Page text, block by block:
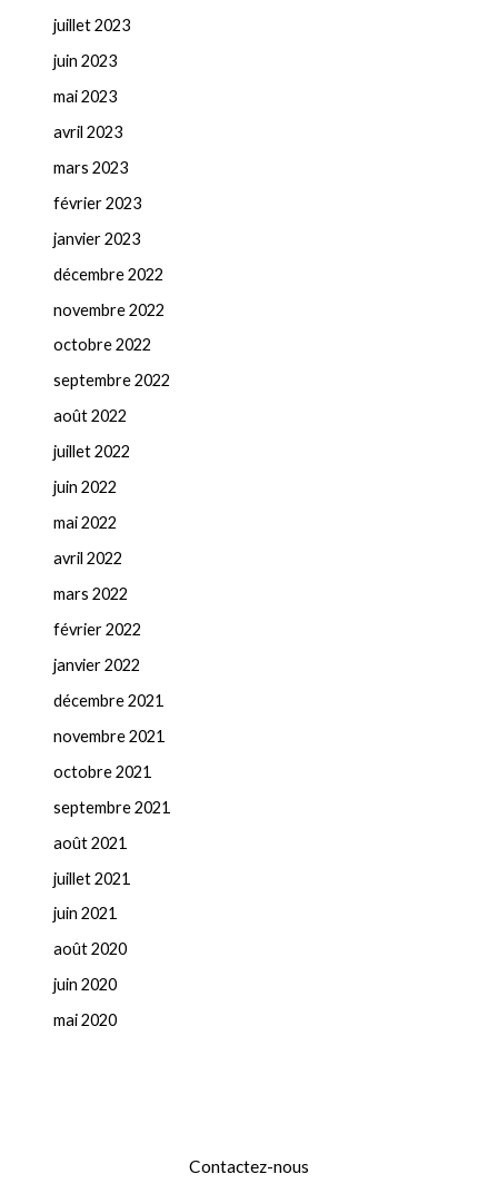
juillet 2023
juin 2023
mai 2023
avril 2023
mars 2023
février 2023
janvier 2023
décembre 2022
novembre 2022
octobre 2022
septembre 2022
août 2022
juillet 2022
juin 2022
mai 2022
avril 2022
mars 2022
février 2022
janvier 2022
décembre 2021
novembre 2021
octobre 2021
septembre 2021
août 2021
juillet 2021
juin 2021
août 2020
juin 2020
mai 2020
Contactez-nous